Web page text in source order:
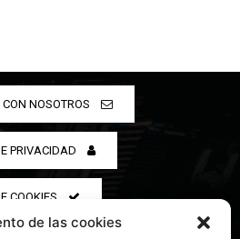
de las cookies
NOSOTROS
PRIVACIDAD
COOKIES